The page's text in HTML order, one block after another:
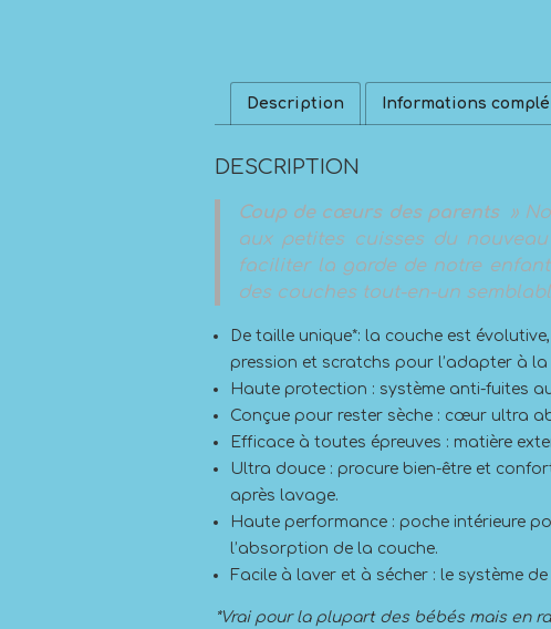
Description Informations
DESCRIPTION
Coup de cœurs des parents»
aux petites cuisses du
faciliter la garde de notre
des couches tout-en-un
De taille unique*: la couche est
pression et scratchs pour l’adapter à
Haute protection : système anti-fuites
Conçue pour rester sèche : cœur ultra
Efficace à toutes épreuves : matière
Ultra douce : procure bien-être et
après lavage.
Haute performance : poche intérieure
l’absorption de la couche.
Facile à laver et à sécher : le système
*Vrai pour la plupart des bébés mais en